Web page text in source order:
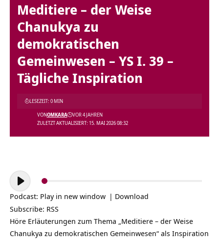
Meditiere – der Weise
Chanukya zu
demokratischen
Gemeinwesen – YS I. 39 –
Tägliche Inspiration
ZULETZT AKTUALISIERT: 15. MAI 2026 08:32
VONOMKARA VOR 4 JAHREN
LESEZEIT: 0 MIN
Audio-
Player
Podcast: Play in new window | Download
Subscribe: RSS
Höre Erläuterungen zum Thema „Meditiere – der Weise
Chanukya zu demokratischen Gemeinwesen“ als Inspiration